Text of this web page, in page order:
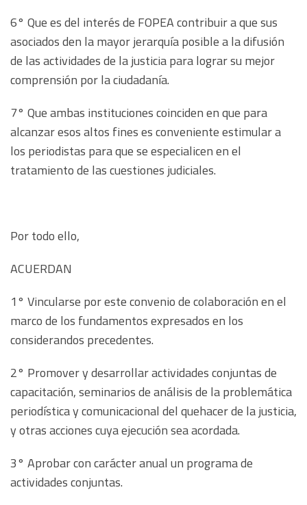
6° Que es del interés de FOPEA contribuir a que sus
asociados den la mayor jerarquía posible a la difusión
de las actividades de la justicia para lograr su mejor
comprensión por la ciudadanía.
7° Que ambas instituciones coinciden en que para
alcanzar esos altos fines es conveniente estimular a
los periodistas para que se especialicen en el
tratamiento de las cuestiones judiciales.
Por todo ello,
ACUERDAN
1° Vincularse por este convenio de colaboración en el
marco de los fundamentos expresados en los
considerandos precedentes.
2° Promover y desarrollar actividades conjuntas de
capacitación, seminarios de análisis de la problemática
periodística y comunicacional del quehacer de la justicia,
y otras acciones cuya ejecución sea acordada.
3° Aprobar con carácter anual un programa de
actividades conjuntas.